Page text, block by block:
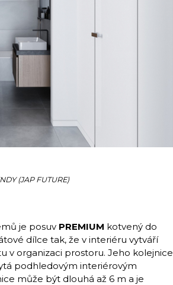
(JAP FUTURE)
je posuv PREMIUM kotvený do
dílce tak, že v interiéru vytváří
v organizaci prostoru. Jeho kolejnice
podhledovým interiérovým
může být dlouhá až 6 m a je